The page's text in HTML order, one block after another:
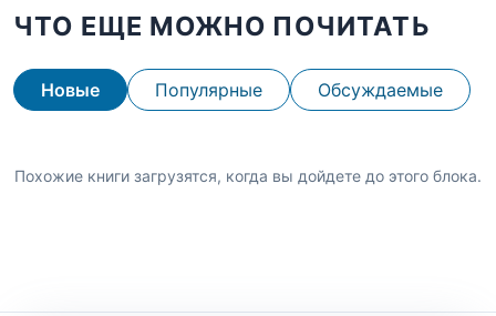
ЧТО ЕЩЕ МОЖНО ПОЧИТАТЬ
Новые Популярные Обсуждаемые
Похожие книги загрузятся, когда вы дойдете до этого блока.